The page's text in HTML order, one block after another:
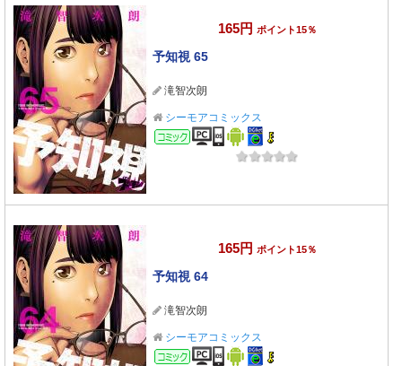
165円 ポイント15％
予知視 65
滝智次朗
シーモアコミックス
コミック
165円 ポイント15％
予知視 64
滝智次朗
シーモアコミックス
コミック